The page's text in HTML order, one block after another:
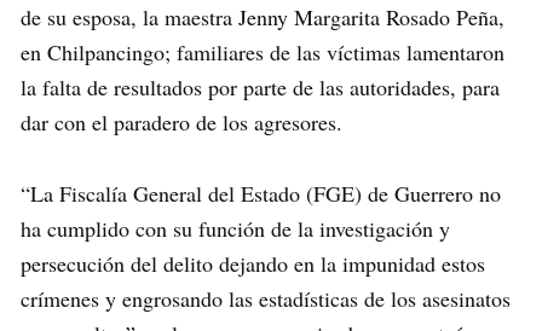
de su esposa, la maestra Jenny Margarita Rosado Peña,
en Chilpancingo; familiares de las víctimas lamentaron
la falta de resultados por parte de las autoridades, para
dar con el paradero de los agresores.
“La Fiscalía General del Estado (FGE) de Guerrero no
ha cumplido con su función de la investigación y
persecución del delito dejando en la impunidad estos
crímenes y engrosando las estadísticas de los asesinatos